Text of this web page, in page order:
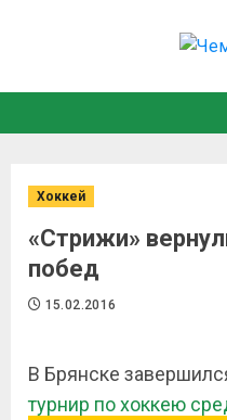
Хоккей
«Стрижи»
побед
15.02.2016
В Брянске
турнир по хоккею